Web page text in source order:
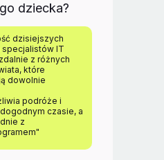
dziecka?
dzisiejszych
specjalistów IT
z różnych
które
dowolnie
podróże i
czasie, a
z